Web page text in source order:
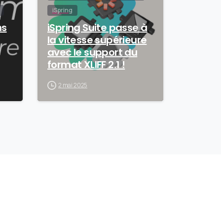
iSpring
iSpring Suite passe à
la vitesse supérieure
avec le support du
format XLIFF 2.1 !
2 mai 2025